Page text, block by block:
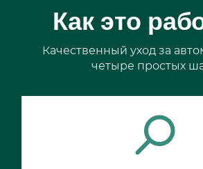
Как это
Качественный уход за
четыре простых